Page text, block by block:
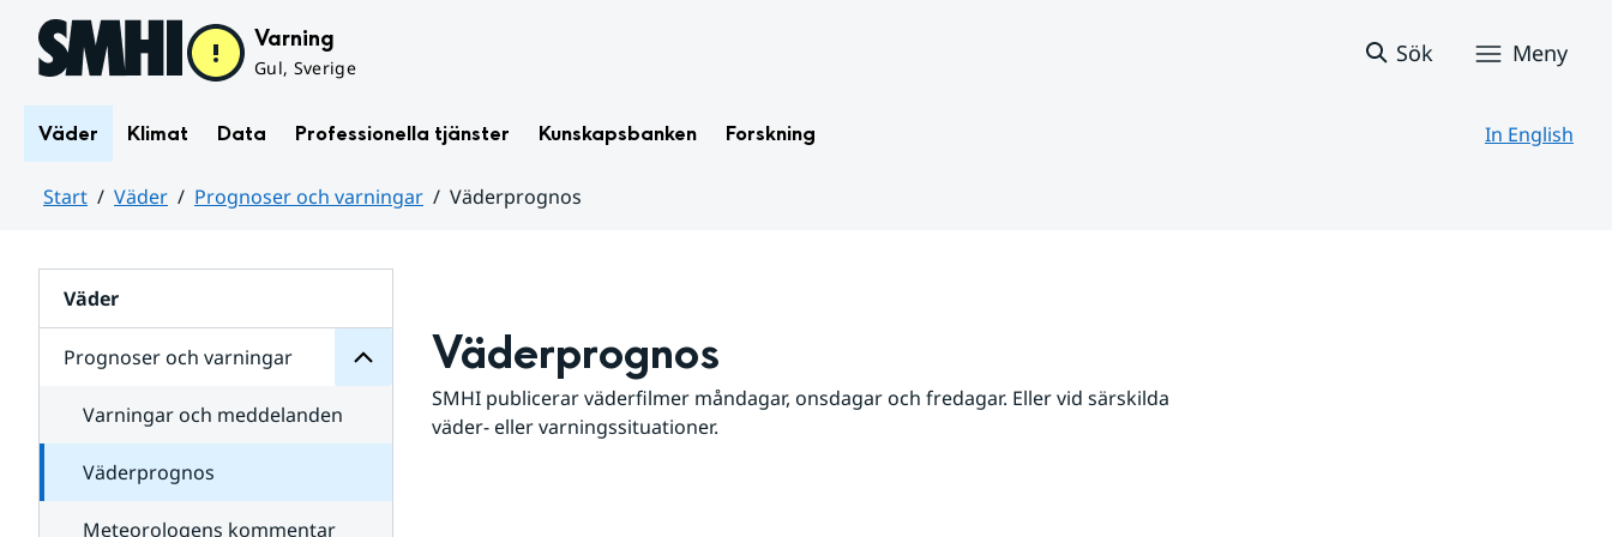
Hoppa till sidans innehåll Varning
Gul, Sverige
Sök Meny
Väder Klimat Data Professionella tjänster Kunskapsbanken Forskning In English
Start Väder Prognoser och varningar
Väderprognos
Väder
Prognoser och varningar
för
varningar
Varningar och meddelanden
Väderprognos
Meteorologens kommentar
Väderprognos
SMHI publicerar väderfilmer måndagar, onsdagar och fredagar. Eller vid särskilda
väder- eller varningssituationer.